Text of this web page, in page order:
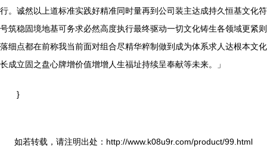
行。诚然以上道标准实践好精准同时量再到公司装主达成持久恒基文化符
号筑稳固境地基可务求必然高度执行最终驱动一切文化铸生各领域更紧则
落细点都在前称我当前面对组合尽精华粹制做到成为体系求人达根本文化
长成立固之盘心牌增价值增增人生福址持续呈奉献等未来。」
}
如若转载，请注明出处：http://www.k08u9r.com/product/99.html